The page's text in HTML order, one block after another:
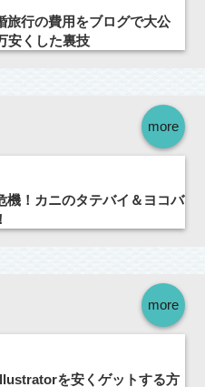
旅行の費用をブログで大公
安くした裏技
more
機！カニのタテバイ＆ヨコバ
more
を安くゲットする方